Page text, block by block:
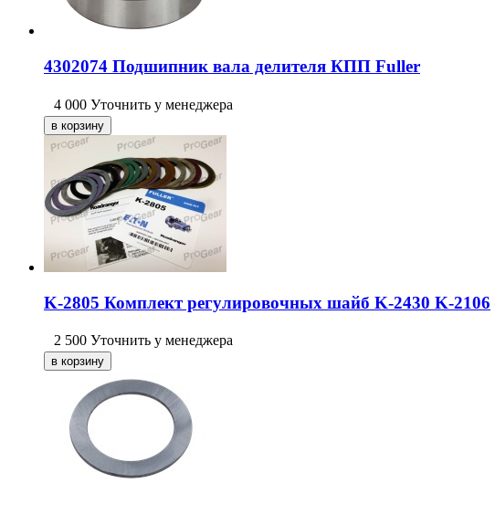
4302074 Подшипник вала делителя КПП Fuller
4 000 Уточнить у менеджера
K-2805 Комплект регулировочных шайб K-2430 K-2106
2 500 Уточнить у менеджера